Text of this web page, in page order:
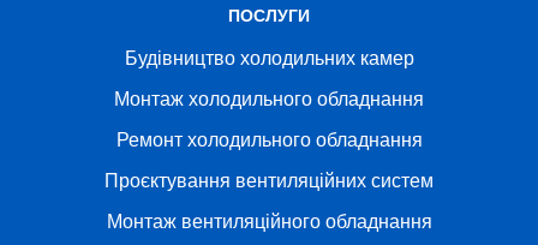
ПОСЛУГИ
Будівництво холодильних камер
Монтаж холодильного обладнання
Ремонт холодильного обладнання
Проєктування вентиляційних систем
Монтаж вентиляційного обладнання